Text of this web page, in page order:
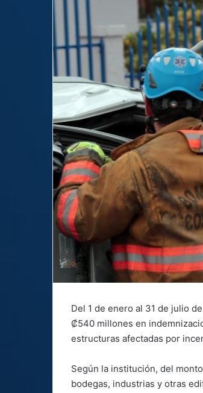
Del 1 de enero al 31 de julio
₡540 millones en
estructuras afectadas por
Según la institución, del
bodegas, industrias y otras